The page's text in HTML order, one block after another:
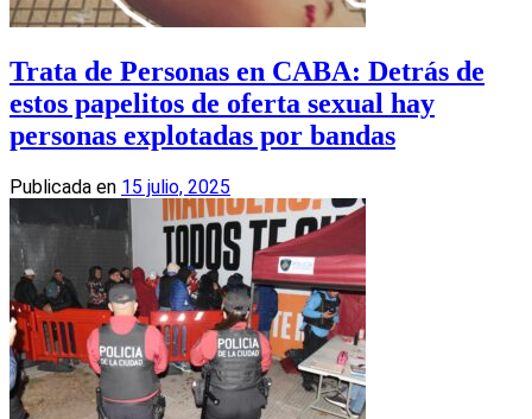
Trata de Personas en CABA: Detrás de
estos papelitos de oferta sexual hay
personas explotadas por bandas
Publicada en 15 julio, 2025